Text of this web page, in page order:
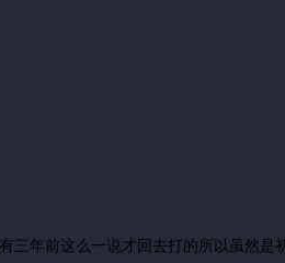
三年前这么一说才回去打的所以虽然是